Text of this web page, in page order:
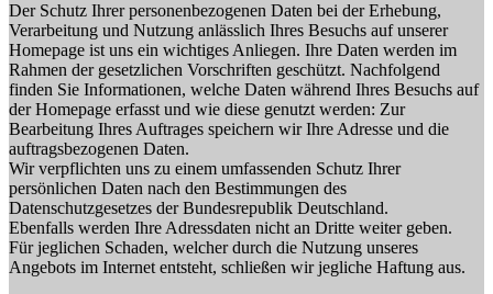
Der Schutz Ihrer personenbezogenen Daten bei der Erhebung,
Verarbeitung und Nutzung anlässlich Ihres Besuchs auf unserer
Homepage ist uns ein wichtiges Anliegen. Ihre Daten werden im
Rahmen der gesetzlichen Vorschriften geschützt. Nachfolgend
finden Sie Informationen, welche Daten während Ihres Besuchs auf
der Homepage erfasst und wie diese genutzt werden: Zur
Bearbeitung Ihres Auftrages speichern wir Ihre Adresse und die
auftragsbezogenen Daten.
Wir verpflichten uns zu einem umfassenden Schutz Ihrer
persönlichen Daten nach den Bestimmungen des
Datenschutzgesetzes der Bundesrepublik Deutschland.
Ebenfalls werden Ihre Adressdaten nicht an Dritte weiter geben.
Für jeglichen Schaden, welcher durch die Nutzung unseres
Angebots im Internet entsteht, schließen wir jegliche Haftung aus.